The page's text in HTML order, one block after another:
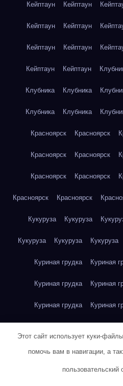
Кейптаун Кейптаун
Кейптаун Кейптаун
Кейптаун Кейптаун
Кейптаун Кейптаун
Клубника Клубника
Клубника Клубника
Красноярск Красноярск
Красноярск Красноярск
Красноярск Красноярск
Красноярск Красноярск
Кукуруза Кукуруза
Кукуруза Кукуруза Кукуруза
Куриная грудка Куриная
Куриная грудка Куриная
Куриная грудка Куриная
Куриное яйцо Куриное
Этот сайт использует куки-
помочь вам в навигации, а
пользовательский